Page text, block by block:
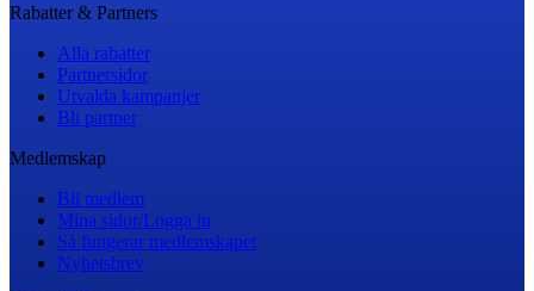
Rabatter & Partners
Alla rabatter
Partnersidor
Utvalda kampanjer
Bli partner
Medlemskap
Bli medlem
Mina sidor/Logga in
Så fungerar medlemskapet
Nyhetsbrev